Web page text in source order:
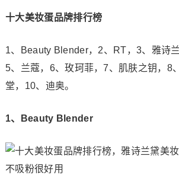
十大美妆蛋品牌排行榜
1、Beauty Blender，2、RT，3、雅诗
5、兰蔻，6、玫珂菲，7、肌肤之钥，8
堂，10、迪奥。
1、Beauty Blender